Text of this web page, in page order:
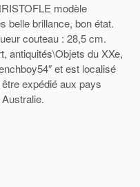
modèle
belle brillance, bon état.
couteau : 28,5 cm.
antiquités\Objets du XXe,
et est localisé
expédié aux pays